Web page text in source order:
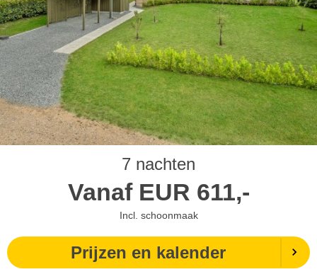
7 nachten
Vanaf EUR 611,-
Incl. schoonmaak
Prijzen en kalender